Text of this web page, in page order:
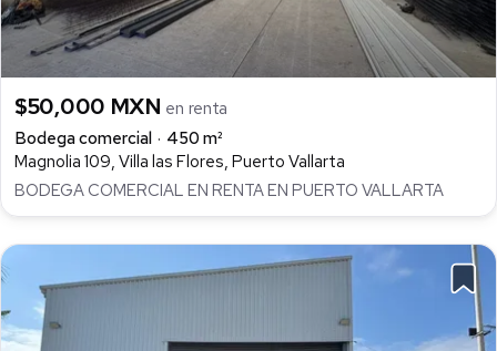
$50,000 MXN en renta
Bodega comercial
450 m²
Magnolia 109, Villa las Flores, Puerto Vallarta
BODEGA COMERCIAL EN RENTA EN PUERTO VALLARTA